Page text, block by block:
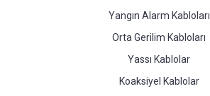
Yangın Alarm Kabloları
Orta Gerilim Kabloları
Yassı Kablolar
Koaksiyel Kablolar